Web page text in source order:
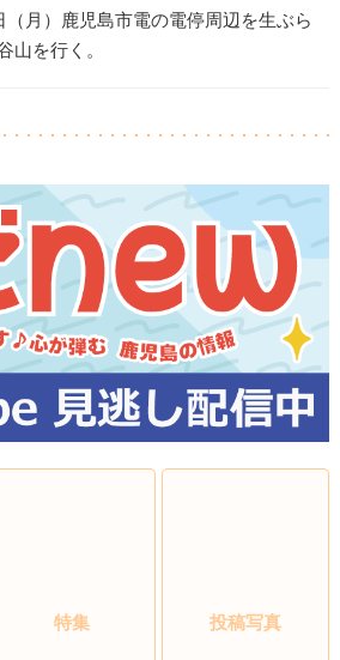
（月）鹿児島市電の電停周辺を生ぶら
山を行く。
特集 投稿写真